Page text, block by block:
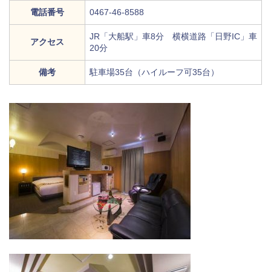
電話番号 0467-46-8588
アクセス
JR「大船駅」車8分 横横道路「日野IC」車
20分
備考 駐車場35台（ハイルーフ可35台）